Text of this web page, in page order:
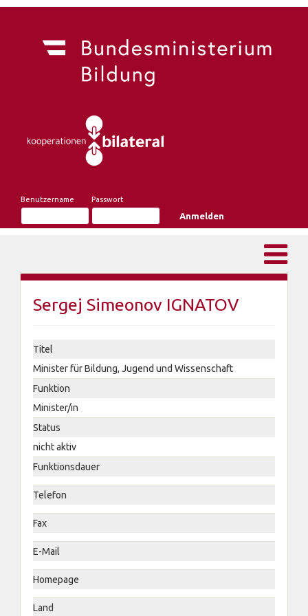
Benutzername Passwort
Sergej Simeonov IGNATOV
Titel
Minister für Bildung, Jugend und Wissenschaft
Funktion
Minister/in
Status
nicht aktiv
Funktionsdauer
Telefon
Fax
E-Mail
Homepage
Land